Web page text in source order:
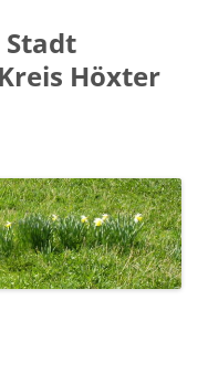
Stadt
Höxter